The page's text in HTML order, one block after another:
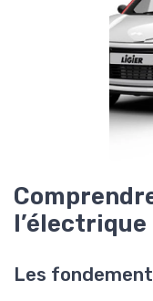
l’électrique
Les